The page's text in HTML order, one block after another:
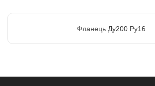
Фланець Ду200 Ру16